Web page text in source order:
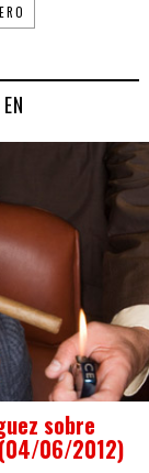
sobre
06/2012)